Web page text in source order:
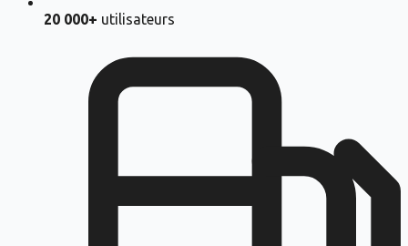
20 000+ utilisateurs